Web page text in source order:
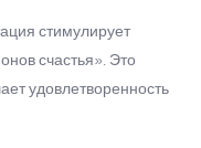
стимулирует
счастья». Это
удовлетворенность